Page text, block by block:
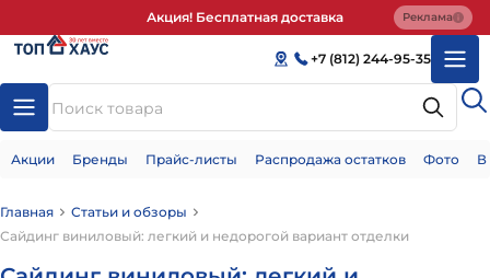
Акция! Бесплатная доставка Реклама
+7 (812) 244-95-35
Акции Бренды Прайс-листы Распродажа остатков Фото
Главная
Статьи и обзоры
Сайдинг виниловый: легкий и недорогой вариант отделки